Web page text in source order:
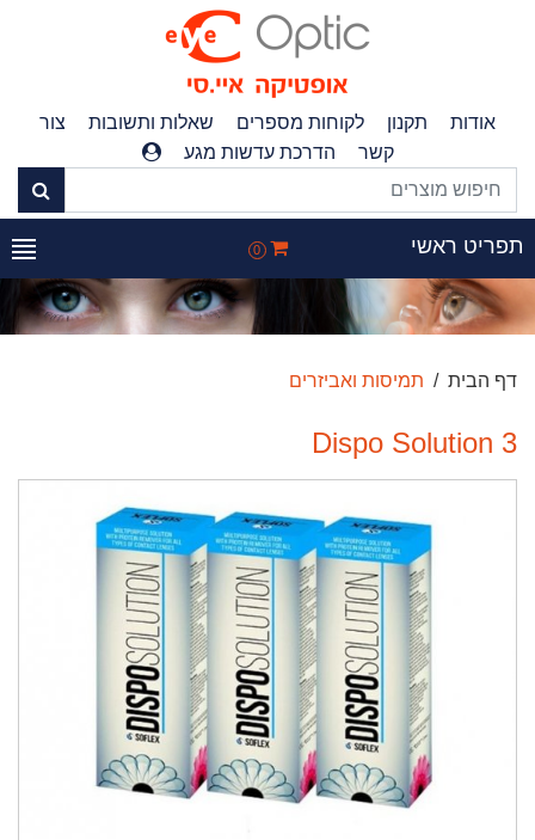
אודות תקנון לקוחות מספרים שאלות ותשובות
צור
קשר
הדרכת עדשות מגע
תפריט ראשי 0
דף הבית תמיסות ואביזרים
Dispo Solution 3